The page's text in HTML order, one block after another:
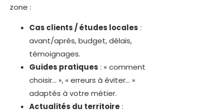
zone :
Cas clients / études locales :
avant/après, budget, délais,
témoignages.
Guides pratiques : « comment
choisir… », « erreurs à éviter… »
adaptés à votre métier.
Actualités du territoire: